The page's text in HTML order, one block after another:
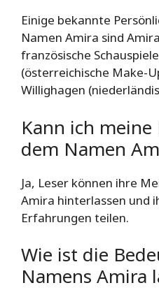
Einige bekannte
Namen Amira sind
französische
(österreichische Make-
Willighagen
Kann ich
dem Namen
Ja, Leser können ihre
Amira hinterlassen und
Erfahrungen teilen.
Wie ist die
Namens Amira